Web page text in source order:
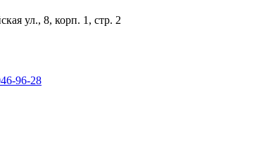
ул., 8, корп. 1, стр. 2
96-28